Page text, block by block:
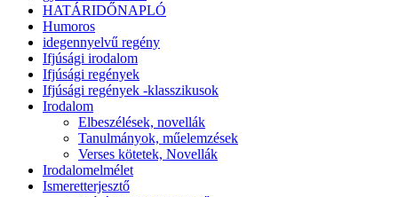
HATÁRIDŐNAPLÓ
Humoros
idegennyelvű regény
Ifjúsági irodalom
Ifjúsági regények
Ifjúsági regények -klasszikusok
Irodalom
Elbeszélések, novellák
Tanulmányok, műelemzések
Verses kötetek, Novellák
Irodalomelmélet
Ismeretterjesztő